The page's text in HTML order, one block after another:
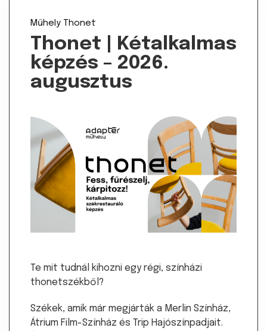
Műhely Thonet
Thonet | Kétalkalmas
képzés – 2026.
augusztus
Te mit tudnál kihozni egy régi, színházi
thonetszékből?
Székek, amik már megjárták a Merlin Színház,
Átrium Film-Színház és Trip Hajószínpadjait.